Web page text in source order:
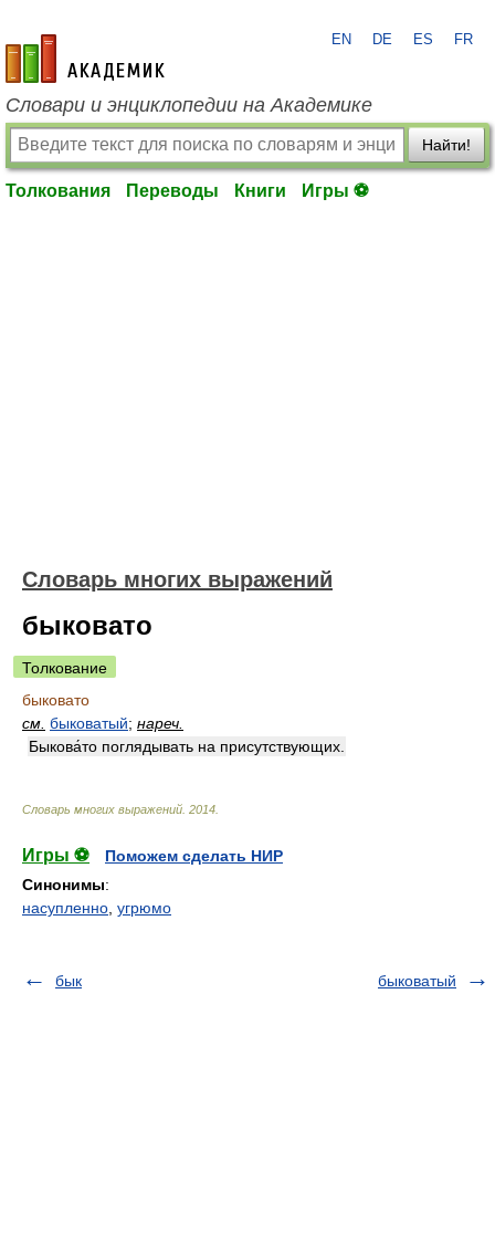
academic.ru
EN DE ES FR
Словари и энциклопедии на Академике
Найти!
Толкования Переводы Книги Игры ⚽
Словарь многих выражений
быковато
Толкование
быковато
см. быковатый; нареч.
Быкова́то поглядывать на присутствующих.
Словарь многих выражений 2014
Игры ⚽
Поможем сделать НИР
Синонимы:
насупленно угрюмо
бык быковатый